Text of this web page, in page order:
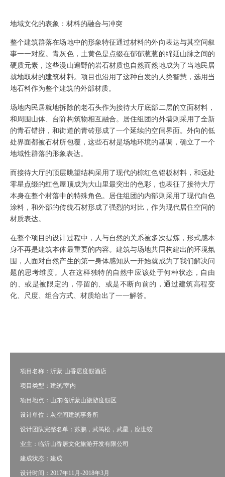
地域文化的表象：材料的融合与冲突
整个建筑群落在场地中的形象特征通过材料的外向表达与其空间叙
事一一对应。青灰色，土黄色是点缀在郁郁葱葱的绵延山脉之间的
硬质元素，这些漫山遍野的岩石材质也自然而然地成为了当地民居
就地取材的建筑材料。项目也沿用了这种自发的人类智慧，选用当
地石料作为整个建筑的外部材质。
场地内民居就地拆除的老石头作为接待大厅底部二层的立面材料，
和周围山体、台阶构筑物相互融合。居住组团的外墙则采用了全新
的青石错拼，和街道的青砖形成了一个延续的空间界面。外向的低
处界面都被石材所包覆，这些石材是场地环境的基调，确立了一个
地域性群落的形象表达。
而接待大厅的顶层眺望结构采用了现代的棕红色铝板材料，和远处
零星点缀的红色屋顶成为大山里最突出的色彩，也表征了接待大厅
本身在整个村落中的特殊角色。居住组团的内部则采用了现代白色
涂料，和外部的传统石材形成了强烈的对比，作为现代居住空间的
材质表达。
在整个项目的设计过程中，人与自然的关系被多次提炼，形式感本
身不再是建筑本体最重要的内容。建筑与场地共同构建出的环境氛
围，人面对自然产生的第一身体感知从一开始就成为了我们解决问
题的思考维度。人在这样独特的自然中应该处于何种状态，自由
的、或是被限定的，停留的、或是不断向前的，通过建筑高程变
化、尺度、组合方式、材质给出了一一解答。
项目名称：沂蒙·山香居度假酒店
项目类型：建筑/室内
项目地点：山东临沂蒙山旅游度假区
设计单位：灰空间建筑事务所
设计团队完整名单：苏鹏，武筠松，武星，应世蛟
业主：临沂山香居文化旅游开发有限公司
建成状态：建成
设计时间：2017年11月-2018年3月